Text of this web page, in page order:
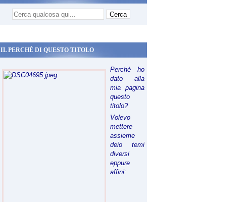
IL PERCHÈ DI QUESTO TITOLO
Perchè ho
dato alla
mia pagina
questo
titolo?
Volevo
mettere
assieme
deio temi
diversi
eppure
affini: